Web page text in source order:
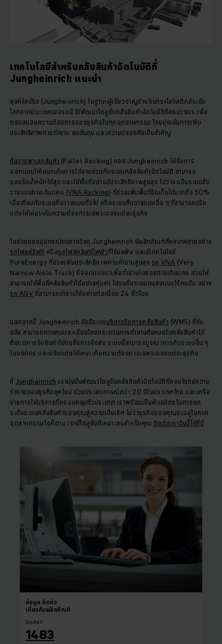
เทคโนโลยีสำหรับคลังสินค้าอัตโนมัติที่
Jungheinrich แนะนำ
ยุงค์ไฮน์ริช (Jungheinrich) ในฐานะผู้เชี่ยวชาญด้านอินทราโลจิสติกส์ระดับ
โลกจากประเทศเยอรมนี ได้พัฒนาโซลูชันคลังสินค้าอัตโนมัติที่ครบวงจร เพื่อ
ตอบสนองความต้องการของธุรกิจในทุกอุตสาหกรรม โดยมุ่งเน้นการเพิ่ม
ประสิทธิภาพการทำงาน ลดต้นทุน และความปลอดภัยเป็นสำคัญ
ชั้นวางพาเลทสินค้า (Pallet Racking) ของ Jungheinrich ได้รับการ
ออกแบบให้เหมาะกับการใช้งานร่วมกับระบบคลังสินค้าอัตโนมัติ สามารถ
รองรับน้ำหนักได้สูง และใช้พื้นที่อย่างมีประสิทธิภาพสูงสุด ไม่ว่าจะเป็นระบบชั้น
วางแบบทางเดินแคบ (VNA Racking) ที่ช่วยเพิ่มพื้นที่จัดเก็บได้มากถึง 50%
เมื่อเทียบกับระบบชั้นวางแบบทั่วไป หรือระบบชั้นวางแบบอื่น ๆ ที่สามารถปรับ
แต่งให้เหมาะกับความต้องการเฉพาะของแต่ละธุรกิจ
ในส่วนของอุปกรณ์ขนถ่ายวัสดุ Jungheinrich มีผลิตภัณฑ์ที่หลากหลายอย่าง
รถโฟลค์ลิฟท์ หรือรถโฟล์คลิฟท์ไฟฟ้าที่ไร้มลพิษ และมีเทคโนโลยี
PureEnergy ที่ช่วยเพิ่มประสิทธิภาพการทำงานสูงสุด รถ VNA (Very
Narrow Aisle Truck) ที่ออกแบบมาเพื่อทำงานในช่องทางเดินแคบ ช่วยให้
สามารถใช้พื้นที่คลังสินค้าได้อย่างคุ้มค่า ไปจนถึงระบบขนส่งแบบไร้คนขับ อย่าง
รถ AGV ที่สามารถทำงานได้อย่างต่อเนื่อง 24 ชั่วโมง
นอกจากนี้ Jungheinrich ยังมีระบบบริหารจัดการคลังสินค้า (WMS) ที่ทัน
สมัย สามารถควบคุมและเชื่อมโยงกระบวนการทำงานทั้งหมดในคลังสินค้าได้
ตั้งแต่การรับสินค้าไปจนถึงการจัดส่ง ระบบนี้สามารถบูรณาการกับระบบอื่น ๆ
ในองค์กร และปรับแต่งให้เหมาะกับความต้องการเฉพาะของแต่ละธุรกิจ
ที่ Jungheinrich เรามุ่งมั่นพัฒนาโซลูชันคลังสินค้าอัตโนมัติที่ตอบโจทย์ความ
ท้าทายของธุรกิจยุคใหม่ ด้วยประสบการณ์กว่า 20 ปีในประเทศไทย และเครือ
ข่ายการให้บริการที่ครอบคลุมทั่วประเทศ เราพร้อมเป็นพันธมิตรในการยก
ระดับระบบคลังสินค้าของคุณสู่ความเป็นเลิศ ไม่ว่าธุรกิจของคุณจะอยู่ในภาค
อุตสาหกรรมใดก็ตาม เรามีโซลูชันที่เหมาะสมสำหรับคุณ ติดต่อเราวันนี้ได้ที่นี่
ข้อมูล ติดต่อ
เกี่ยวกับผลิตภัณฑ์
โทรศัพท์
1483